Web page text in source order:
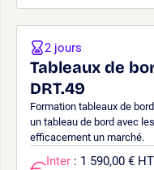
Tableaux de
DRT.49
Formation tableaux de
un tableau de bord avec
efficacement un marché.
2 jours
Inter : 1 590,00 €